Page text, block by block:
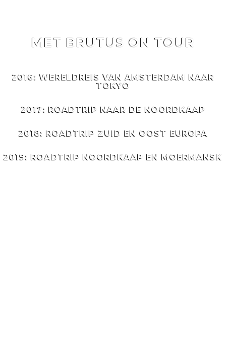
MET BRUTUS ON TOUR
2016: WERELDREIS VAN AMSTERDAM NAAR
TOKYO
2017: ROADTRIP NAAR DE NOORDKAAP
2018: ROADTRIP ZUID EN OOST EUROPA
2019: ROADTRIP NOORDKAAP EN MOERMANSK